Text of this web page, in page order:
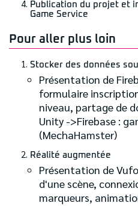
Publication du projet et
Game Service
Pour aller plus loin
Stocker des données
Présentation de
formulaire
niveau, partage de
Unity ->Firebase :
(MechaHamster)
Réalité augmentée
Présentation de
d'une scène,
marqueurs,